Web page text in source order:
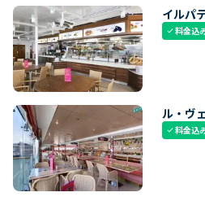
イルパ
check料金込
ル・ヴ
check料金込